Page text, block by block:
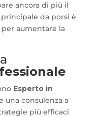
ancora di più il
da porsi è
aumentare la
Esperto in
consulenza a
più efficaci